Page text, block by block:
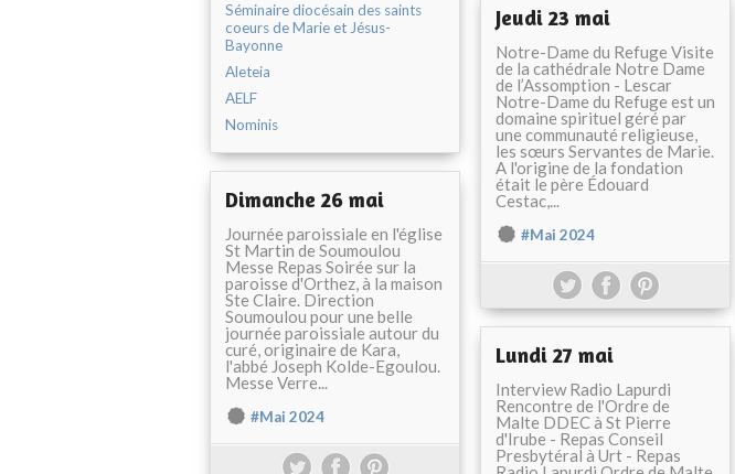
Séminaire diocésain des saints
coeurs de Marie et Jésus-
Bayonne
Aleteia
AELF
Nominis
Jeudi 23 mai
Notre-Dame du Refuge Visite
de la cathédrale Notre Dame
de l’Assomption - Lescar
Notre-Dame du Refuge est un
domaine spirituel géré par
une communauté religieuse,
les sœurs Servantes de Marie.
A l'origine de la fondation
était le père Édouard
Cestac,...
#Mai 2024
Dimanche 26 mai
Journée paroissiale en l'église
St Martin de Soumoulou
Messe Repas Soirée sur la
paroisse d'Orthez, à la maison
Ste Claire. Direction
Soumoulou pour une belle
journée paroissiale autour du
curé, originaire de Kara,
l'abbé Joseph Kolde-Egoulou.
Messe Verre...
#Mai 2024
Lundi 27 mai
Interview Radio Lapurdi
Rencontre de l'Ordre de
Malte DDEC à St Pierre
d'Irube - Repas Conseil
Presbytéral à Urt - Repas